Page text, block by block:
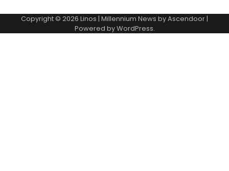
Copyright © 2026 Linos | Millennium News byAscendoor|
Powered byWordPress.